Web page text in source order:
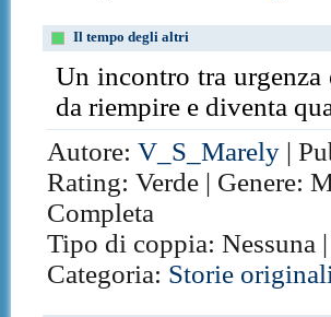
Il tempo degli altri
Un incontro tra urgenza
da riempire e diventa
Autore:V_S_Marely |
Rating: Verde | Genere:
Completa
Tipo di coppia: Nessuna
Categoria: Storie originali